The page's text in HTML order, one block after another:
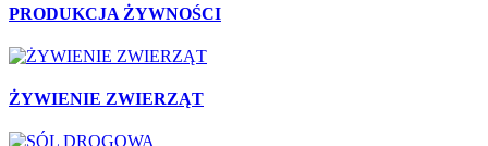
PRODUKCJA ŻYWNOŚCI
ŻYWIENIE ZWIERZĄT